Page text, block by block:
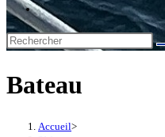
Toggle
website
search
Bateau
Accueil>